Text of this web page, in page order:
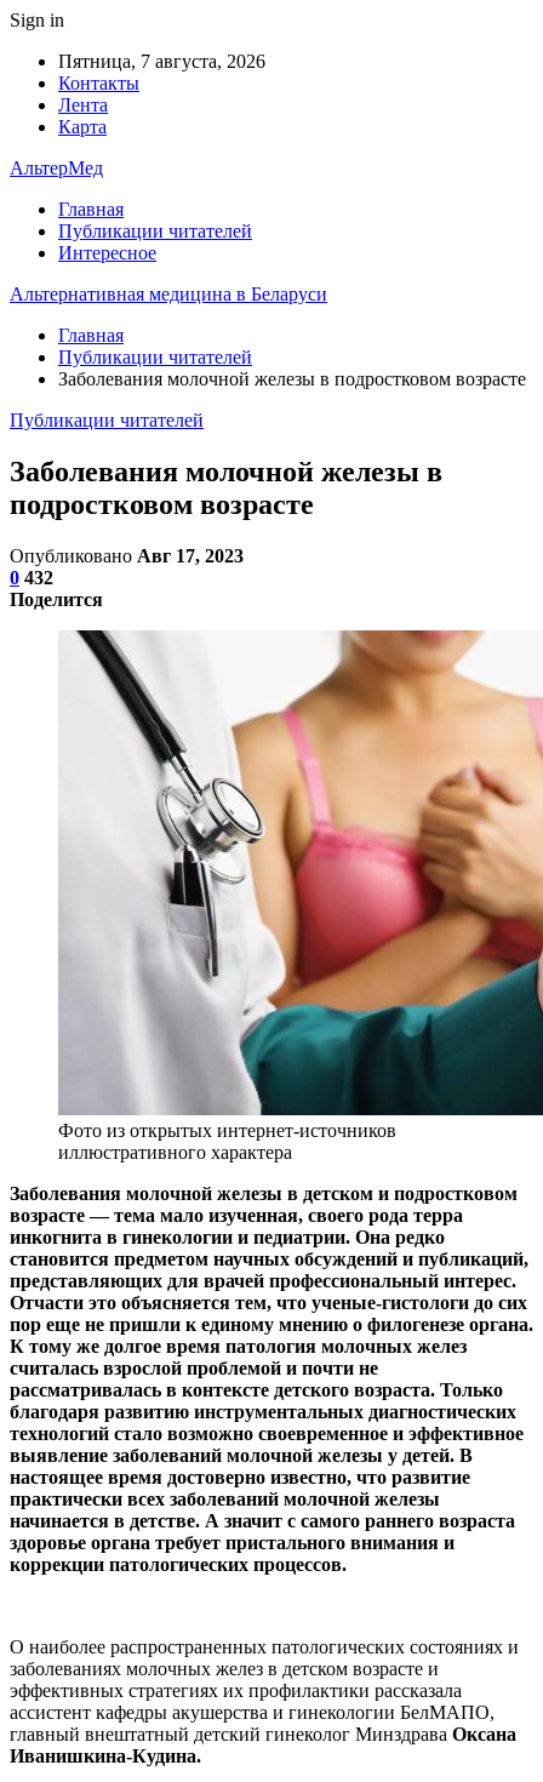
Sign in
Пятница, 7 августа, 2026
Контакты
Лента
Карта
АльтерМед
Главная
Публикации читателей
Интересное
Альтернативная медицина в Беларуси
Главная
Публикации читателей
Заболевания молочной железы в подростковом возрасте
Публикации читателей
Заболевания молочной железы в
подростковом возрасте
Опубликовано Авг 17, 2023
0 432
Поделится
Фото из открытых интернет-источников
иллюстративного характера
Заболевания молочной железы в детском и подростковом
возрасте — тема мало изученная, своего рода терра
инкогнита в гинекологии и педиатрии. Она редко
становится предметом научных обсуждений и публикаций,
представляющих для врачей профессиональный интерес.
Отчасти это объясняется тем, что ученые-гистологи до сих
пор еще не пришли к единому мнению о филогенезе органа.
К тому же долгое время патология молочных желез
считалась взрослой проблемой и почти не
рассматривалась в контексте детского возраста. Только
благодаря развитию инструментальных диагностических
технологий стало возможно своевременное и эффективное
выявление заболеваний молочной железы у детей. В
настоящее время достоверно известно, что развитие
практически всех заболеваний молочной железы
начинается в детстве. А значит с самого раннего возраста
здоровье органа требует пристального внимания и
коррекции патологических процессов.
О наиболее распространенных патологических состояниях и
заболеваниях молочных желез в детском возрасте и
эффективных стратегиях их профилактики рассказала
ассистент кафедры акушерства и гинекологии БелМАПО,
главный внештатный детский гинеколог Минздрава Оксана
Иванишкина-Кудина.